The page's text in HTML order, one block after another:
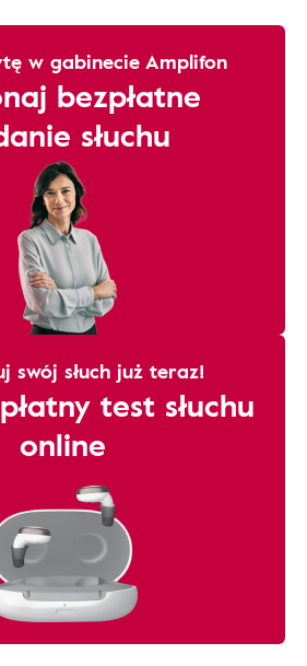
w gabinecie Amplifon
bezpłatne
słuchu
swój słuch już teraz!
test słuchu
online